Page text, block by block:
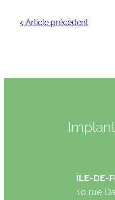
< Article précédent
ÎLE-DE-
10 rue